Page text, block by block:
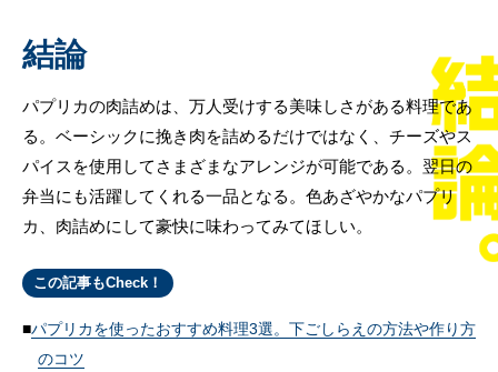
結論
パプリカの肉詰めは、万人受けする美味しさがある料理であ
る。ベーシックに挽き肉を詰めるだけではなく、チーズやス
パイスを使用してさまざまなアレンジが可能である。翌日の
弁当にも活躍してくれる一品となる。色あざやかなパプリ
カ、肉詰めにして豪快に味わってみてほしい。
この記事もCheck！
パプリカを使ったおすすめ料理3選。下ごしらえの方法や作り方
のコツ